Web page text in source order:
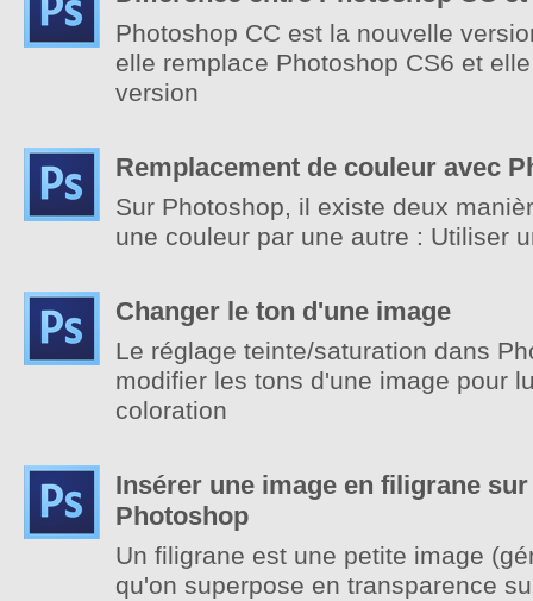
Photoshop CC est la nouvelle
elle remplace Photoshop CS6 et
version
Remplacement de couleur avec
Sur Photoshop, il existe deux
une couleur par une autre : Utiliser
Changer le ton d'une image
Le réglage teinte/saturation dans
modifier les tons d'une image pour
coloration
Insérer une image en filigrane
Photoshop
Un filigrane est une petite image
qu'on superpose en transparence